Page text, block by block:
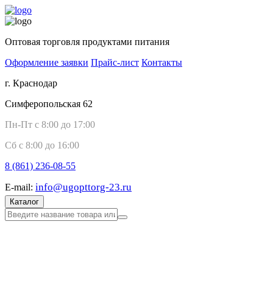
Оптовая торговля продуктами питания
Оформление заявки Прайс-лист Контакты
г. Краснодар
Симферопольская 62
Пн-Пт с 8:00 до 17:00
Сб с 8:00 до 16:00
8 (861) 236-08-55
E-mail: info@ugopttorg-23.ru
Каталог